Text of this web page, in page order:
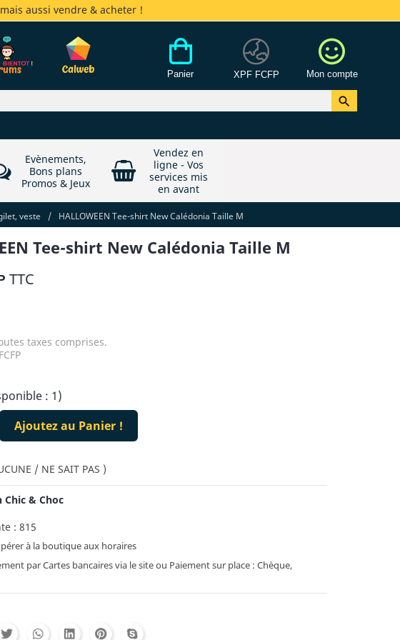
aussi vendre & acheter !
Panier XPF FCFP Mon compte

Evènements,
Bons plans
Promos & Jeux
Vendez en
ligne - Vos
services mis
en avant
veste / HALLOWEEN Tee-shirt New Calédonia Taille M
Tee-shirt New Calédonia Taille M
TTC
taxes comprises.
: 1)
Ajoutez au Panier !
/ NE SAIT PAS )
Chic & Choc
: 815
à la boutique aux horaires
par Cartes bancaires via le site ou Paiement sur place : Chèque,